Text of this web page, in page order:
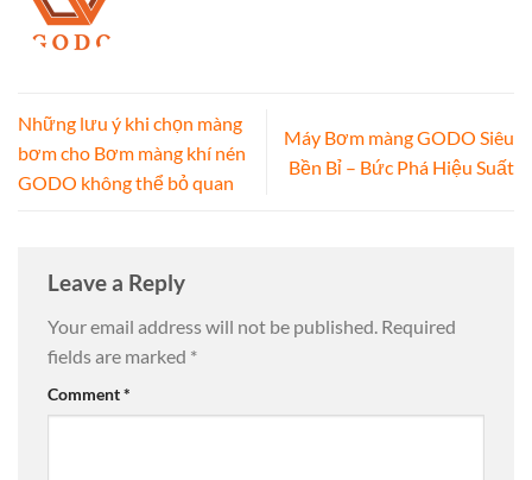
Những lưu ý khi chọn màng
bơm cho Bơm màng khí nén
GODO không thể bỏ quan
Máy Bơm màng GODO Siêu
Bền Bỉ – Bức Phá Hiệu Suất
Leave a Reply
Your email address will not be published. Required
fields are marked *
Comment*